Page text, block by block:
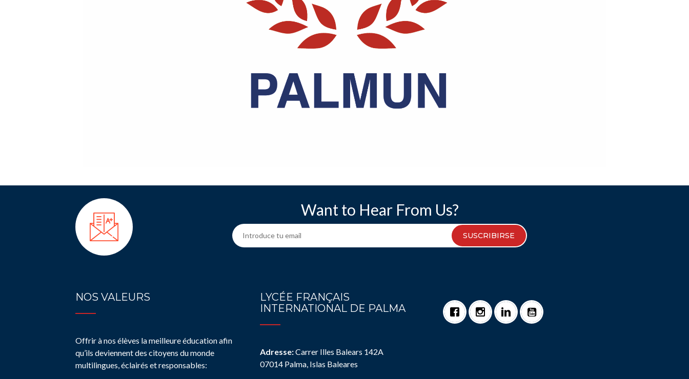
Want to Hear From Us?
SUSCRIBIRSE
NOS VALEURS
Offrir à nos élèves la meilleure éducation afin
qu’ils deviennent des citoyens du monde
multilingues, éclairés et responsables:
LYCÉE FRANÇAIS
INTERNATIONAL DE PALMA
Adresse:Carrer Illes Balears 142A
07014 Palma, Islas Baleares